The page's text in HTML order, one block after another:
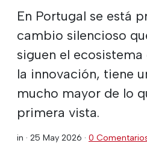
En Portugal se está
cambio silencioso
siguen el
la innovación, tiene
mucho mayor de lo
primera vista.
in · 25 May 2026 · 0